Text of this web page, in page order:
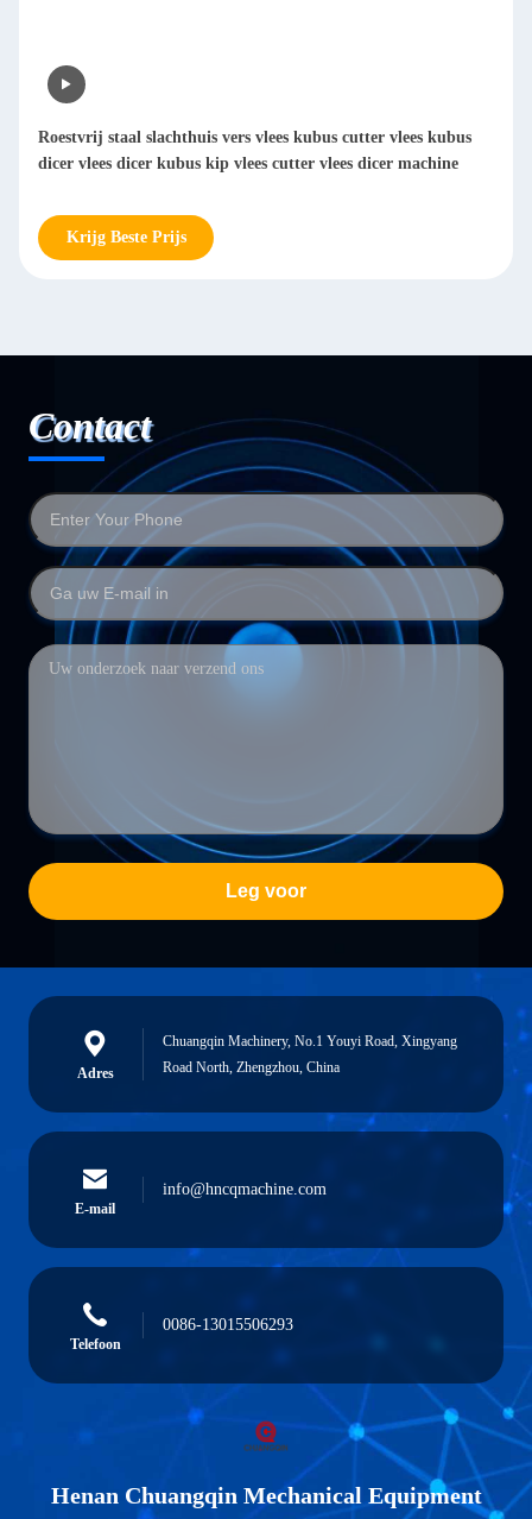
Roestvrij staal slachthuis vers vlees kubus cutter vlees kubus
dicer vlees dicer kubus kip vlees cutter vlees dicer machine
Krijg Beste Prijs
Contact
Leg voor
Adres
Chuangqin Machinery, No.1 Youyi Road, Xingyang
Road North, Zhengzhou, China
E-mail
info@hncqmachine.com
Telefoon
0086-13015506293
Henan Chuangqin Mechanical Equipment